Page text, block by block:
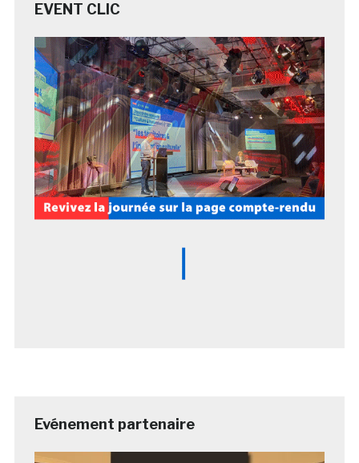
EVENT CLIC
Evénement partenaire